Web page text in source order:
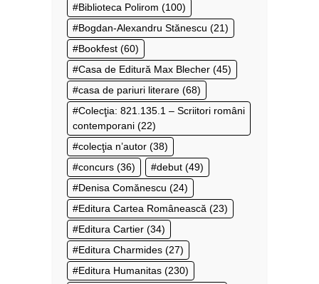
Biblioteca Polirom (100)
Bogdan-Alexandru Stănescu (21)
Bookfest (60)
Casa de Editură Max Blecher (45)
casa de pariuri literare (68)
Colecţia: 821.135.1 – Scriitori români
contemporani (22)
colecţia n’autor (38)
concurs (36) debut (49)
Denisa Comănescu (24)
Editura Cartea Românească (23)
Editura Cartier (34)
Editura Charmides (27)
Editura Humanitas (230)